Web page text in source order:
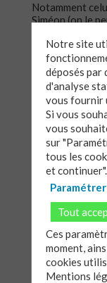
Notamment
Siméon (on le
« Maintenant,
paix selon ta
Car mes yeux
Que tu as
Lumière pour
Israël. »
C’est ce que
dans sa
Vous
réflexions
NB: L’envoi
cette année
reçu, vous
Notre site
déposés par
d'analyse
vous fournir
Si vous
vous
sur
tous les
et continuer".
Tout
Ces
moment,
cookies
Mentions